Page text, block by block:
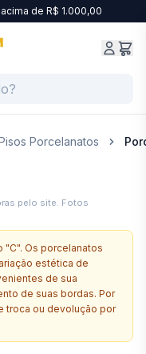
de R$ 1.000,00
Porcelanatos
pelo site. Fotos
Os porcelanatos
estética de
de sua
de suas bordas. Por
troca ou devolução por